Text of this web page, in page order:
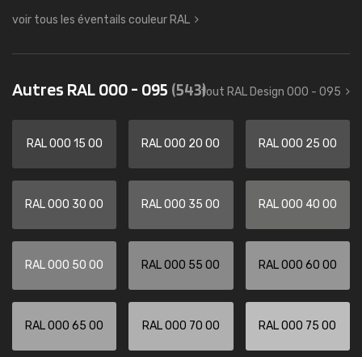
voir tous les éventails couleur RAL
Autres RAL 000 - 095 (543)tout RAL Design 000 - 095
RAL 000 15 00 RAL 000 20 00 RAL 000 25 00
RAL 000 30 00 RAL 000 35 00 RAL 000 40 00
RAL 000 50 00 RAL 000 55 00 RAL 000 60 00
RAL 000 65 00 RAL 000 70 00 RAL 000 75 00